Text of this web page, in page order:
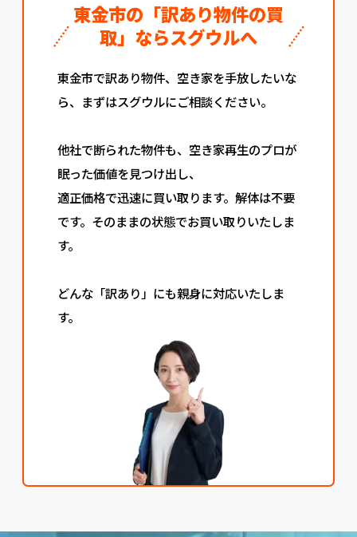
東金市の「訳あり物件の買
取」ならスグウルへ
東金市で訳あり物件、空き家を手放したいな
ら、まずはスグウルにご相談ください。
他社で断られた物件も、空き家再生のプロが
眠った価値を見つけ出し、
適正価格で迅速に買い取ります。解体は不要
です。そのままの状態でお買い取りいたしま
す。
どんな「訳あり」にも親身に対応いたしま
す。